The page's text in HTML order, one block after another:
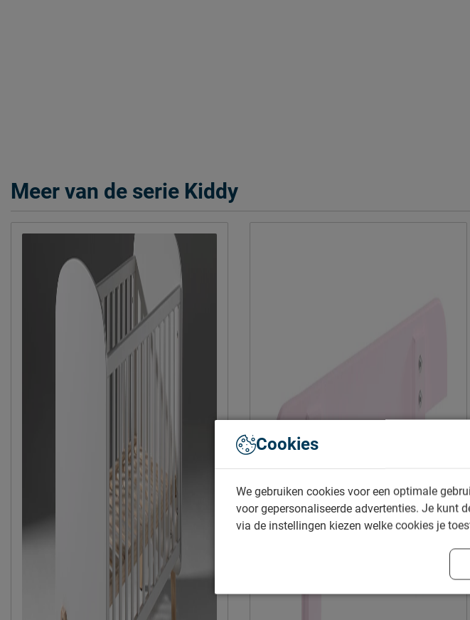
Meer van de serie Kiddy
Cookies
We gebruiken cookies voor een optimale
voor gepersonaliseerde advertenties. Je kunt
via de instellingen kiezen welke cookies je